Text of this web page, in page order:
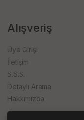
Alışveriş
Üye Girişi
İletişim
S.S.S.
Detaylı Arama
Hakkımızda